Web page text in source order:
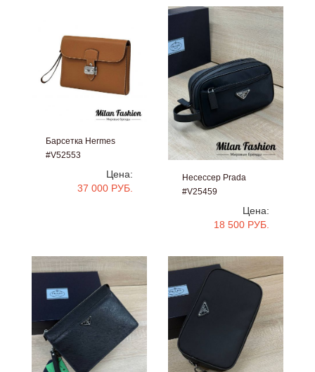
Барсетка Hermes
#V52553
Цена:
37 000 РУБ.
Несессер Prada
#V25459
Цена:
18 500 РУБ.